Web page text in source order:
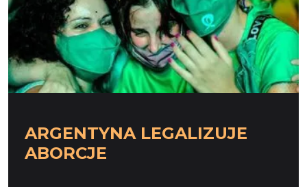
ARGENTYNA LEGALIZUJE
ABORCJE